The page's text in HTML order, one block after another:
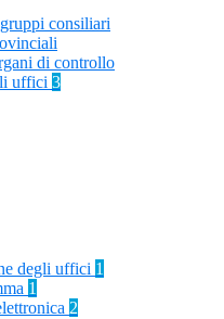
consiliari
di controllo
uffici 3
degli uffici 1
1
2